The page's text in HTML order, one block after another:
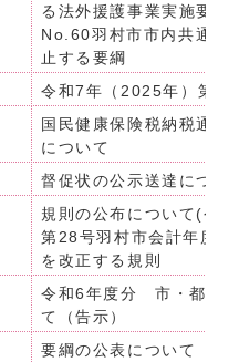
る法外援護事業実施要綱
No.60羽村市市内共通商
止する要綱
令和7年（2025年）第3
国民健康保険税納税通
について
督促状の公示送達につ
規則の公布について(令
第28号羽村市会計年度
を改正する規則
令和6年度分 市・都民
て（告示）
要綱の公表について（